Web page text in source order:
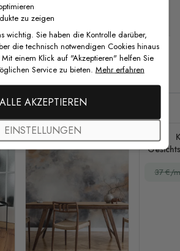
Produkte
37 €/
zu zeigen
wichtig. Sie haben die Kontrolle darüber,
die technisch notwendigen Cookies hinaus
einem Klick auf "Akzeptieren" helfen Sie
Service zu bieten. Mehr erfahren
ALLE AKZEPTIEREN
EINSTELLUNGEN